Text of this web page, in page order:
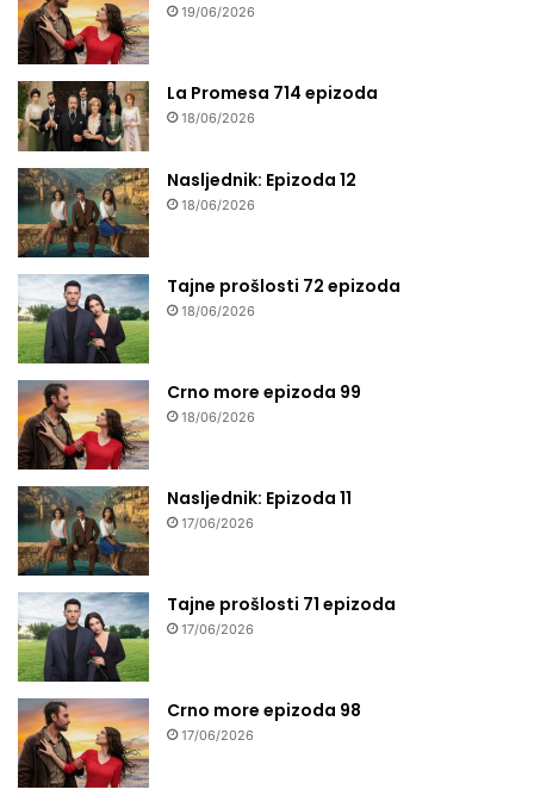
19/06/2026
La Promesa 714 epizoda
18/06/2026
Nasljednik: Epizoda 12
18/06/2026
Tajne prošlosti 72 epizoda
18/06/2026
Crno more epizoda 99
18/06/2026
Nasljednik: Epizoda 11
17/06/2026
Tajne prošlosti 71 epizoda
17/06/2026
Crno more epizoda 98
17/06/2026